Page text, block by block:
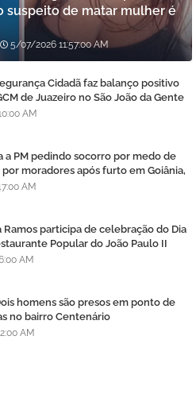
suspeito de matar mulher é
5/07/2026 11:57:00 AM
Cidadã faz balanço positivo
de Juazeiro no São João da Gente
AM
a PM pedindo socorro por medo de
por moradores após furto em Goiânia,
AM
Ramos participa de celebração do Dia
Popular do João Paulo II
AM
homens são presos em ponto de
no bairro Centenário
AM